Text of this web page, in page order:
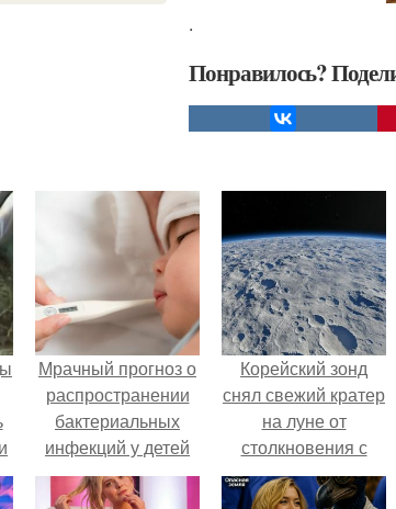
.
Понравилось?
Мрачный прогноз о
распространении
бактериальных
инфекций у детей
вышел.
Корейский зонд
снял свежий кратер
на луне от
столкновения с
обломком Falcon 9.